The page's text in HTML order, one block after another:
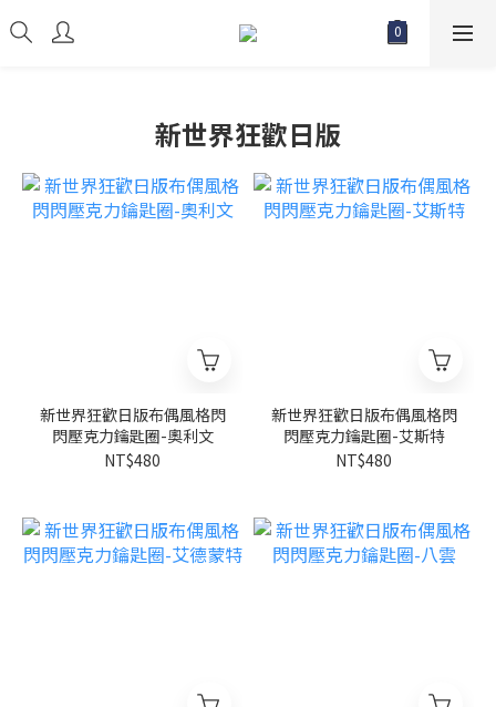
新世界狂歡日版
新世界狂歡日版布偶風格閃
閃壓克力鑰匙圈-奧利文
NT$480
新世界狂歡日版布偶風格閃
閃壓克力鑰匙圈-艾斯特
NT$480